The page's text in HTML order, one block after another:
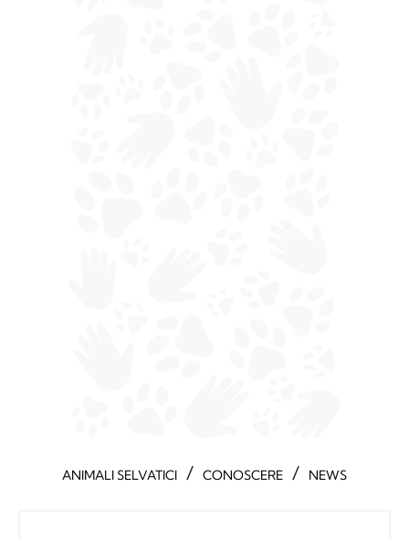
ANIMALI SELVATICI / CONOSCERE / NEWS